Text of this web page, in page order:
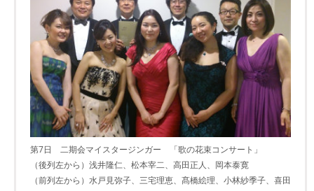
第7日 二期会マイスタージンガー 「歌の花束コンサート」
（後列左から）浅井隆仁、松本宰二、高田正人、岡本泰寛
（前列左から）水戸見弥子、三宅理恵、髙橋絵理、小林紗季子、喜田